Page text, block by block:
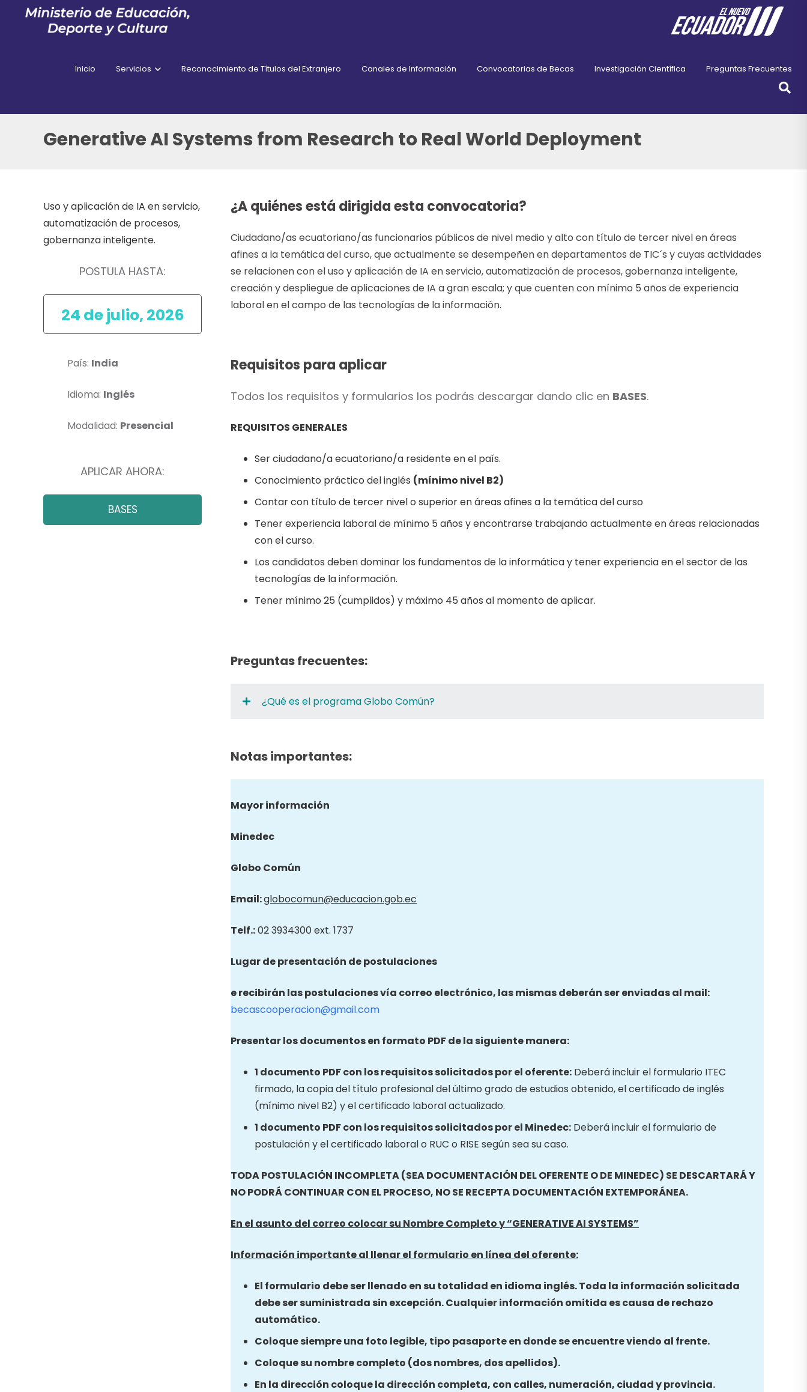
Inicio Servicios Reconocimiento de Títulos del Extranjero Canales de Información Convocatorias de Becas Investigación Científica Preguntas Frecuentes
Generative AI Systems from Research to Real World Deployment
Uso y aplicación de IA en servicio,
automatización de procesos,
gobernanza inteligente.
POSTULA HASTA:
24 de julio, 2026
País: India
Idioma: Inglés
Modalidad: Presencial
APLICAR AHORA:
BASES
¿A quiénes está dirigida esta convocatoria?
Ciudadano/as ecuatoriano/as funcionarios públicos de nivel medio y alto con título de tercer nivel en áreas
afines a la temática del curso, que actualmente se desempeñen en departamentos de TIC´s y cuyas actividades
se relacionen con el uso y aplicación de IA en servicio, automatización de procesos, gobernanza inteligente,
creación y despliegue de aplicaciones de IA a gran escala; y que cuenten con mínimo 5 años de experiencia
laboral en el campo de las tecnologías de la información.
Requisitos para aplicar
Todos los requisitos y formularios los podrás descargar dando clic en BASES.
REQUISITOS GENERALES
Ser ciudadano/a ecuatoriano/a residente en el país.
Conocimiento práctico del inglés (mínimo nivel B2)
Contar con título de tercer nivel o superior en áreas afines a la temática del curso
Tener experiencia laboral de mínimo 5 años y encontrarse trabajando actualmente en áreas relacionadas
con el curso.
Los candidatos deben dominar los fundamentos de la informática y tener experiencia en el sector de las
tecnologías de la información.
Tener mínimo 25 (cumplidos) y máximo 45 años al momento de aplicar.
Preguntas frecuentes:
¿Qué es el programa Globo Común?
Notas importantes:
Mayor información
Minedec
Globo Común
Email:globocomun@educacion.gob.ec
Telf.:02 3934300 ext. 1737
Lugar de presentación de postulaciones
e recibirán las postulaciones vía correo electrónico, las mismas deberán ser enviadas al mail:
becascooperacion@gmail.com
Presentar los documentos en formato PDF de la siguiente manera:
1 documento PDF con los requisitos solicitados por el oferente: Deberá incluir el formulario ITEC
firmado, la copia del título profesional del último grado de estudios obtenido, el certificado de inglés
(mínimo nivel B2) y el certificado laboral actualizado.
1 documento PDF con los requisitos solicitados por el Minedec: Deberá incluir el formulario de
postulación y el certificado laboral o RUC o RISE según sea su caso.
TODA POSTULACIÓN INCOMPLETA (SEA DOCUMENTACIÓN DEL OFERENTE O DE MINEDEC) SE DESCARTARÁ Y
NO PODRÁ CONTINUAR CON EL PROCESO, NO SE RECEPTA DOCUMENTACIÓN EXTEMPORÁNEA.
En el asunto del correo colocar su Nombre Completo y “GENERATIVE AI SYSTEMS”
Información importante al llenar el formulario en línea del oferente:
El formulario debe ser llenado en su totalidad en idioma inglés. Toda la información solicitada
debe ser suministrada sin excepción. Cualquier información omitida es causa de rechazo
automático.
Coloque siempre una foto legible, tipo pasaporte en donde se encuentre viendo al frente.
Coloque su nombre completo (dos nombres, dos apellidos).
En la dirección coloque la dirección completa, con calles, numeración, ciudad y provincia.